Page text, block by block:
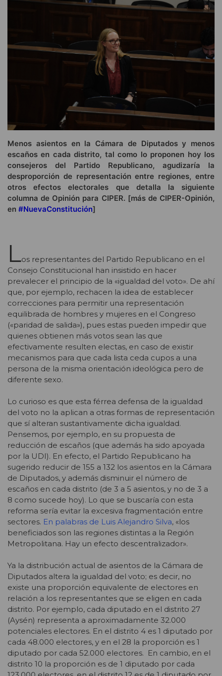
Menos asientos en la Cámara de Diputados y menos
escaños en cada distrito, tal como lo proponen hoy los
consejeros del Partido Republicano, agudizaría la
desproporción de representación entre regiones, entre
otros efectos electorales que detalla la siguiente
columna de Opinión para CIPER. [más de CIPER-Opinión,
en #NuevaConstitución]
Los representantes del Partido Republicano en el
Consejo Constitucional han insistido en hacer
prevalecer el principio de la «igualdad del voto». De ahí
que, por ejemplo, rechacen la idea de establecer
correcciones para permitir una representación
equilibrada de hombres y mujeres en el Congreso
(«paridad de salida»), pues estas pueden impedir que
quienes obtienen más votos sean las que
efectivamente resulten electas, en caso de existir
mecanismos para que cada lista ceda cupos a una
persona de la misma orientación ideológica pero de
diferente sexo.
Lo curioso es que esta férrea defensa de la igualdad
del voto no la aplican a otras formas de representación
que sí alteran sustantivamente dicha igualdad.
Pensemos, por ejemplo, en su propuesta de
reducción de escaños (que además ha sido apoyada
por la UDI). En efecto, el Partido Republicano ha
sugerido reducir de 155 a 132 los asientos en la Cámara
de Diputados, y además disminuir el número de
escaños en cada distrito (de 3 a 5 asientos, y no de 3 a
8 como sucede hoy). Lo que se buscaría con esta
reforma sería evitar la excesiva fragmentación entre
sectores. En palabras de Luis Alejandro Silva, «los
beneficiados son las regiones distintas a la Región
Metropolitana. Hay un efecto descentralizador».
Ya la distribución actual de asientos de la Cámara de
Diputados altera la igualdad del voto; es decir, no
existe una proporción equivalente de electores en
relación a los representantes que se eligen en cada
distrito. Por ejemplo, cada diputado en el distrito 27
(Aysén) representa a aproximadamente 32.000
potenciales electores. En el distrito 4 es 1 diputado por
cada 48.000 electores, y en el 28 la proporción es 1
diputado por cada 52.000 electores. En cambio, en el
distrito 10 la proporción es de 1 diputado por cada